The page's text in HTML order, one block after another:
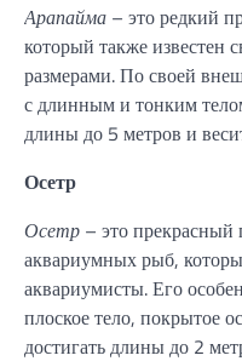
Арапайма – это редкий
который также
размерами. По своей
с длинным и тонким
длины до 5 метров и
Осетр
Осетр – это прекрасный
аквариумных рыб,
аквариумисты. Его
плоское тело, покрытое
достигать длины до 2